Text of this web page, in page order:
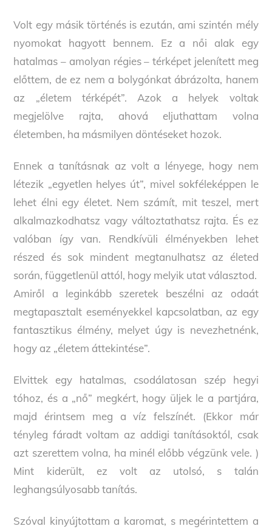
Volt egy másik történés is ezután, ami szintén mély
nyomokat hagyott bennem. Ez a női alak egy
hatalmas – amolyan régies – térképet jelenített meg
előttem, de ez nem a bolygónkat ábrázolta, hanem
az „életem térképét”. Azok a helyek voltak
megjelölve rajta, ahová eljuthattam volna
életemben, ha másmilyen döntéseket hozok.
Ennek a tanításnak az volt a lényege, hogy nem
létezik „egyetlen helyes út”, mivel sokféleképpen le
lehet élni egy életet. Nem számít, mit teszel, mert
alkalmazkodhatsz vagy változtathatsz rajta. És ez
valóban így van. Rendkívüli élményekben lehet
részed és sok mindent megtanulhatsz az életed
során, függetlenül attól, hogy melyik utat választod.
Amiről a leginkább szeretek beszélni az odaát
megtapasztalt eseményekkel kapcsolatban, az egy
fantasztikus élmény, melyet úgy is nevezhetnénk,
hogy az „életem áttekintése”.
Elvittek egy hatalmas, csodálatosan szép hegyi
tóhoz, és a „nő” megkért, hogy üljek le a partjára,
majd érintsem meg a víz felszínét. (Ekkor már
tényleg fáradt voltam az addigi tanításoktól, csak
azt szerettem volna, ha minél előbb végzünk vele. )
Mint kiderült, ez volt az utolsó, s talán
leghangsúlyosabb tanítás.
Szóval kinyújtottam a karomat, s megérintettem a